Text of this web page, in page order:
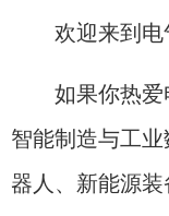
欢迎来到电
如果你热
智能制造与工
器人、新能源